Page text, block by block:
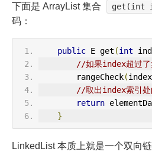
下面是 ArrayList 集合
get(int
码：
public E get (int
//如果index超过了
        rangeCheck
(index
//取出index索引处
return
}
LinkedList 本质上就是一个双向